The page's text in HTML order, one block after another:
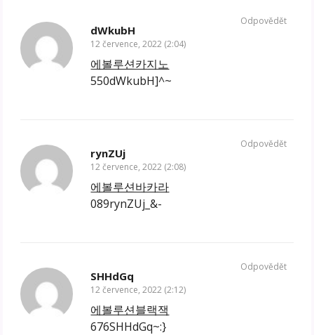
dWkubH
12 července, 2022 (2:04)
에볼루션카지노
550dWkubH]^~
Odpovědět
rynZUj
12 července, 2022 (2:08)
에볼루션바카라
089rynZUj_&-
Odpovědět
SHHdGq
12 července, 2022 (2:12)
에볼루션블랙잭
676SHHdGq~:}
Odpovědět